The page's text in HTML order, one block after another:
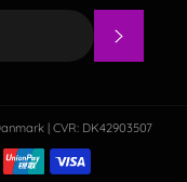
| CVR: DK42903507